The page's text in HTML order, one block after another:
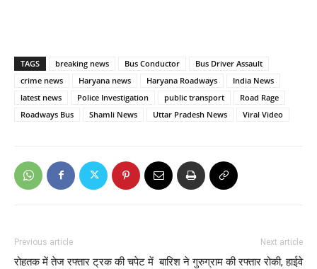
TAGS breaking news Bus Conductor
Bus Driver Assault
crime news
Haryana news Haryana Roadways
India News
latest news
Police Investigation public transport
Road Rage
Roadways Bus
Shamli News Uttar Pradesh News Viral Video
Previous article
रोहतक में तेज रफ्तार ट्रक की चपेट में
Next article
बारिश ने गुरुग्राम की रफ्तार रोकी, हाईवे